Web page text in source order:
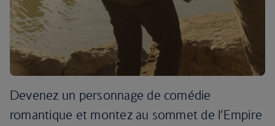
Devenez un personnage de comédie
romantique et montez au sommet de l’Empire